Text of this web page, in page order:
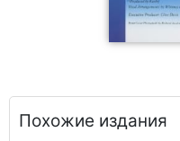
Похожие издания